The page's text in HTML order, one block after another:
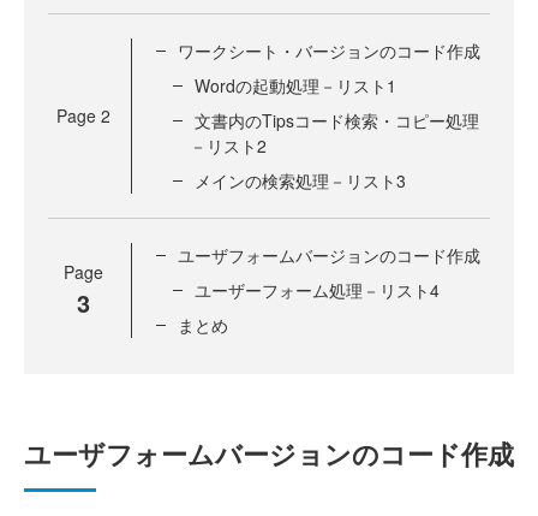
Page 2
ワークシート・バージョンのコード作成
Wordの起動処理－リスト1
文書内のTipsコード検索・コピー処理
－リスト2
メインの検索処理－リスト3
Page
3
ユーザフォームバージョンのコード作成
ユーザーフォーム処理－リスト4
まとめ
ユーザフォームバージョンのコード作成